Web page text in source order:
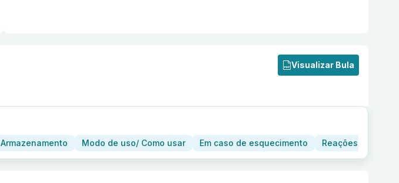
Visualizar Bula
Armazenamento Modo de uso/ Como usar Em caso de esquecimento Reações adversas